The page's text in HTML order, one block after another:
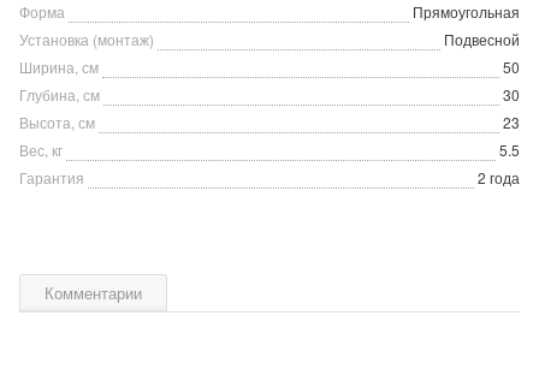
Форма
Прямоугольная
Установка (монтаж)
Подвесной
Ширина, см
50
Глубина, см
30
Высота, см
23
Вес, кг
5.5
Гарантия
2 года
Комментарии